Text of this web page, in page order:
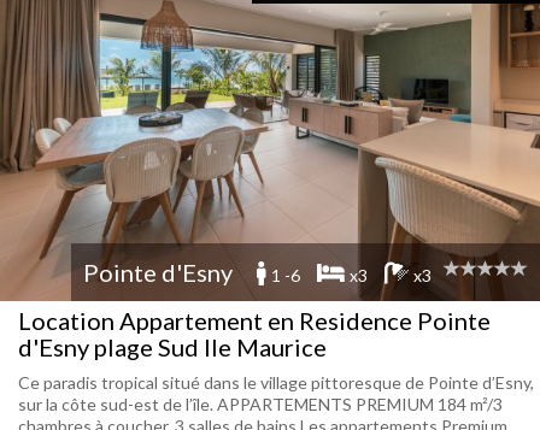
Pointe d'Esny 1 -6 x3 x3
Location Appartement en Residence Pointe
d'Esny plage Sud Ile Maurice
Ce paradis tropical situé dans le village pittoresque de Pointe d’Esny,
sur la côte sud-est de l’île. APPARTEMENTS PREMIUM 184 m²/3
chambres à coucher, 3 salles de bains Les appartements Premium